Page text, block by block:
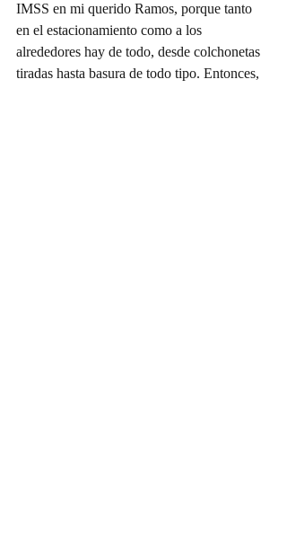
IMSS en mi querido Ramos, porque tanto
en el estacionamiento como a los
alrededores hay de todo, desde colchonetas
tiradas hasta basura de todo tipo. Entonces,